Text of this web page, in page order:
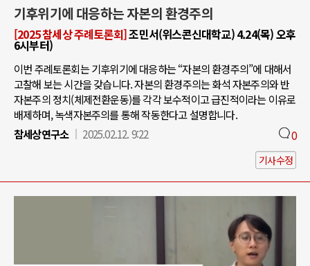
기후위기에 대응하는 자본의 환경주의
[2025 참세상 주례토론회]조민서(위스콘신대학교) 4.24(목) 오후
6시부터)
이번 주례토론회는 기후위기에 대응하는 “자본의 환경주의”에 대해서
고찰해 보는 시간을 갖습니다. 자본의 환경주의는 화석 자본주의와 반
자본주의 정치(체제전환운동)를 각각 보수적이고 급진적이라는 이유로
배제하며, 녹색자본주의를 통해 작동한다고 설명합니다.
참세상연구소
2025.02.12. 9:22 0
기사수정